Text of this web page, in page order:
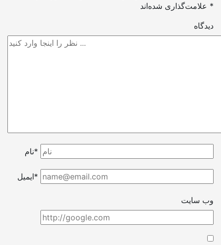
*
دیدگاه
نام*
ایمیل*
وب سایت